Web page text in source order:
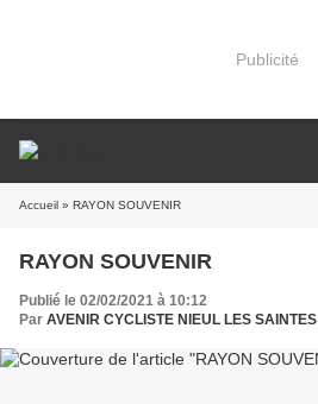
Publicité
Accueil » RAYON SOUVENIR
RAYON SOUVENIR
Publié le 02/02/2021 à 10:12
Par AVENIR CYCLISTE NIEUL LES SAINTES